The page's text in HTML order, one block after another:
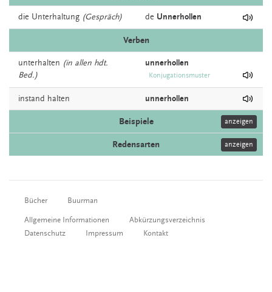
die Unterhaltung (Gespräch) de Unnerhollen
Verben
unterhalten (in allen hdt.
Bed.)
unnerhollen
Konjugationsmuster
instand halten unnerhollen
Beispiele anzeigen
Redensarten anzeigen
Bücher Buurman
Allgemeine Informationen
Abkürzungsverzeichnis
Datenschutz
Impressum Kontakt